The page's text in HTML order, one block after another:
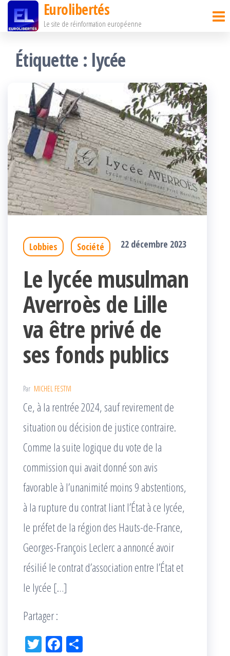
Passer
contenu
Eurolibertés
Le site de réinformation européenne
Étiquette : lycée
Lobbies Société 22 décembre 2023
Le lycée musulman
Averroès de Lille
va être privé de
ses fonds publics
Par MICHEL FESTIVI
Ce, à la rentrée 2024, sauf revirement de
situation ou décision de justice contraire.
Comme la suite logique du vote de la
commission qui avait donné son avis
favorable à l’unanimité moins 9 abstentions,
à la rupture du contrat liant l’État à ce lycée,
le préfet de la région des Hauts-de-France,
Georges-François Leclerc a annoncé avoir
résilié le contrat d’association entre l’État et
le lycée […]
Partager :
Tw Fac